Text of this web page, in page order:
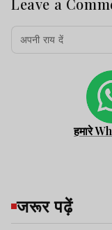
Leave a
हमारे
जरूर पढ़ें